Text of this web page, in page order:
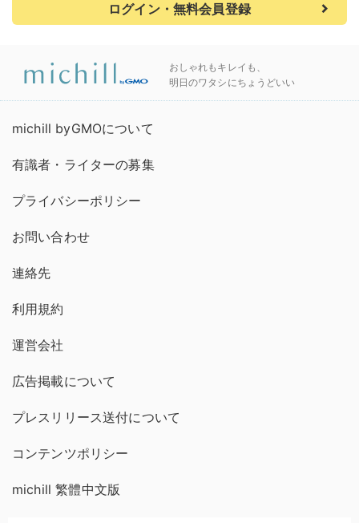
ログイン・無料会員登録
おしゃれもキレイも、
明日のワタシにちょうどいい
michill byGMOについて
有識者・ライターの募集
プライバシーポリシー
お問い合わせ
連絡先
利用規約
運営会社
広告掲載について
プレスリリース送付について
コンテンツポリシー
michill 繁體中文版